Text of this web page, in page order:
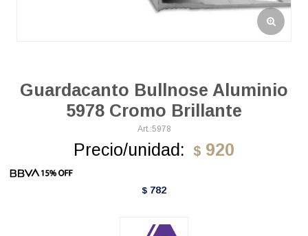
Guardacanto Bullnose Aluminio
5978 Cromo Brillante
5978
Precio/unidad: $ 920
$ 782